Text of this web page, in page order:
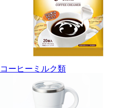
コーヒーミルク類